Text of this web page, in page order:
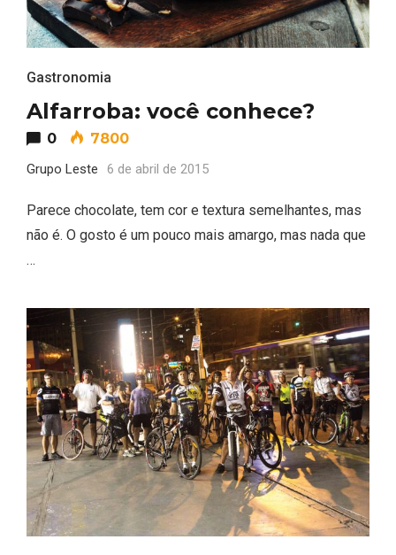
Gastronomia
Alfarroba: você conhece?
0 7800
Grupo Leste 6 de abril de 2015
Parece chocolate, tem cor e textura semelhantes, mas
não é. O gosto é um pouco mais amargo, mas nada que
…